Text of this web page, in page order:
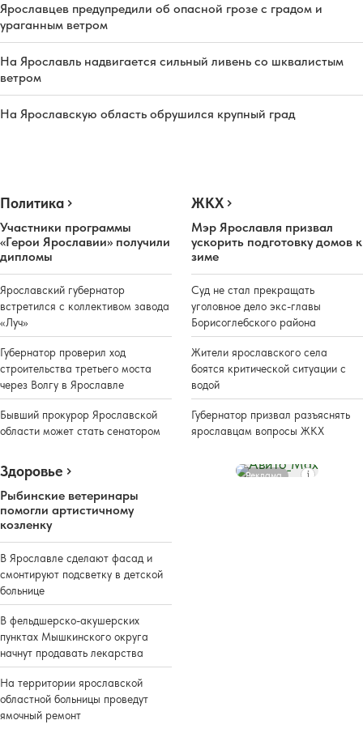
Ярославцев предупредили об опасной грозе с градом и
ураганным ветром
На Ярославль надвигается сильный ливень со шквалистым
ветром
На Ярославскую область обрушился крупный град
Политика
Участники программы
«Герои Ярославии» получили
дипломы
Ярославский губернатор
встретился с коллективом завода
«Луч»
Губернатор проверил ход
строительства третьего моста
через Волгу в Ярославле
Бывший прокурор Ярославской
области может стать сенатором
ЖКХ
Мэр Ярославля призвал
ускорить подготовку домов к
зиме
Суд не стал прекращать
уголовное дело экс-главы
Борисоглебского района
Жители ярославского села
боятся критической ситуации с
водой
Губернатор призвал разъяснять
ярославцам вопросы ЖКХ
Здоровье
Рыбинские ветеринары
помогли артистичному
козленку
В Ярославле сделают фасад и
смонтируют подсветку в детской
больнице
В фельдшерско-акушерских
пунктах Мышкинского округа
начнут продавать лекарства
На территории ярославской
областной больницы проведут
ямочный ремонт
Реклама